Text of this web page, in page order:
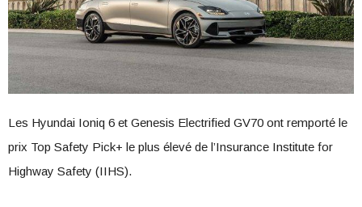
Les Hyundai Ioniq 6 et Genesis Electrified GV70 ont remporté le
prix Top Safety Pick+ le plus élevé de l’Insurance Institute for
Highway Safety (IIHS).